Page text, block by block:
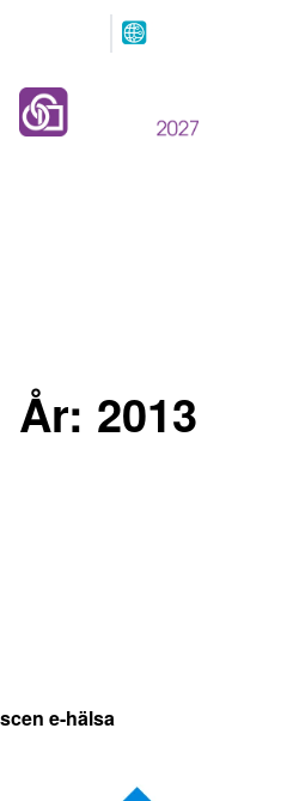
År: 2013
scen e-hälsa